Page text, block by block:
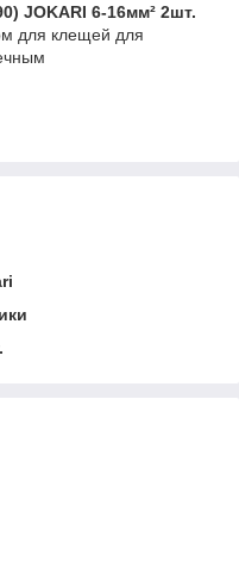
JOKARI 6-16мм² 2шт.
для клещей для